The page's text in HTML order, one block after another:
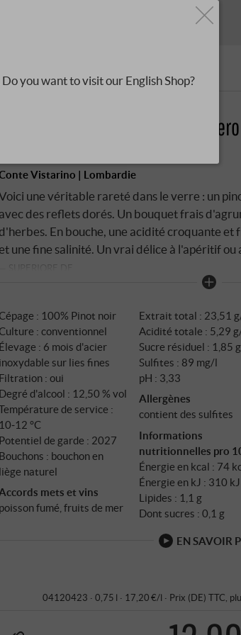
“Saint Valier” Bianco di Pinot
Vistarino | Lombardie
une véritable rareté dans le verre : un
avec des reflets dorés. Un bouquet frais
En bouche, une acidité croquante et
une fine salinité. Un vrai délice à l'apéritif ou
Cépage : 100% Pinot noir
Culture : conventionnel
Élevage : 6 mois d'acier
inoxydable sur lies fines
Filtration : oui
Degré d'alcool : 12,50 % vol
de service :
10‑12 °C
Potentiel de garde : 2027
Bouchons : bouchon en
liège naturel
mets et vins
poisson fumé, fruits de mer
Extrait total : 23,51
Acidité totale : 5,29
Sucre résiduel : 1,85
Sulfites : 89 mg/l
pH : 3,33
Allergènes
contient des sulfites
Informations
nutritionnelles pro
Énergie en kcal : 74
Énergie en kJ : 310 kJ
Lipides : 1,1 g
Dont sucres : 0,1 g
EN SAVOIR
04120423 · 0,75 l · 17,20 €/l · Prix (DE) TTC ,
you want to visit our English Shop?